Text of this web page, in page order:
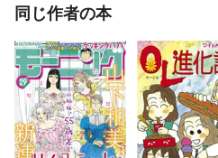
同じ作者の本